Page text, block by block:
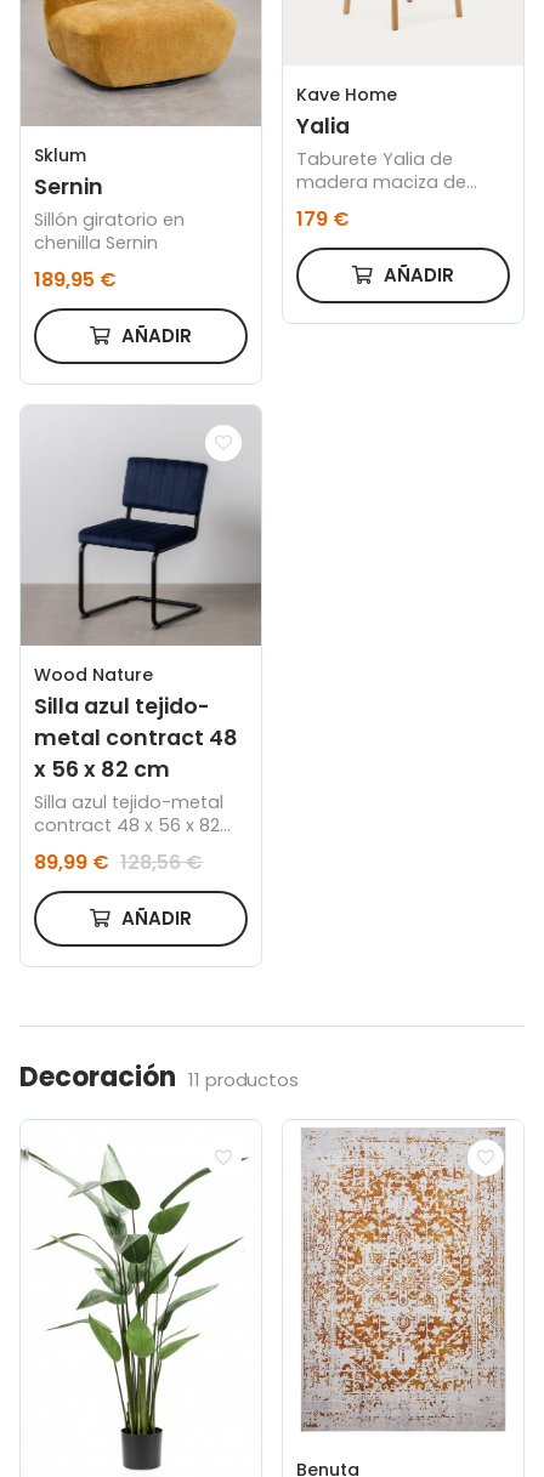
Sklum
Sernin
Sillón giratorio en
chenilla Sernin
189,95 €
AÑADIR
Kave Home
Yalia
Taburete Yalia de
madera maciza de
natural y cuerda altura
65 cm FSC100%
179 €
AÑADIR
Wood Nature
Silla azul tejido-
metal contract 48
x 56 x 82 cm
Silla azul tejido-metal
contract 48 x 56 x 82
89,99 € 128,56 €
AÑADIR
Decoración 11 productos
Benuta